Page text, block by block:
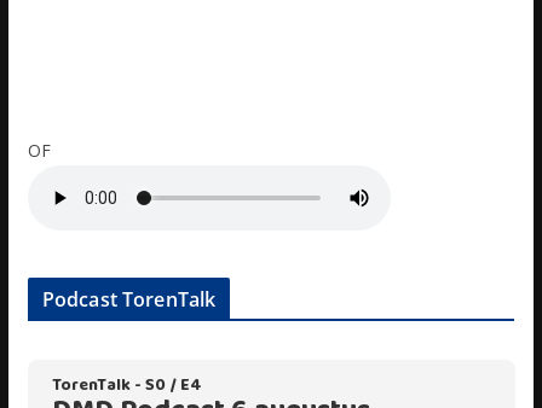
OF
Podcast TorenTalk